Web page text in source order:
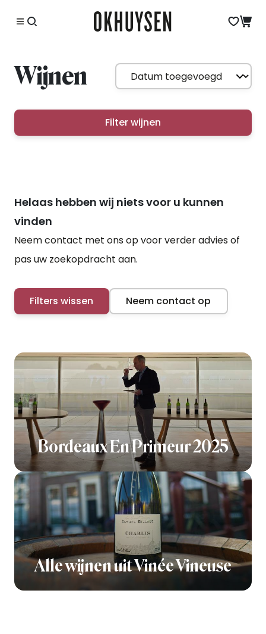
Wijnen
Filter wijnen
Helaas hebben wij niets voor u kunnen
vinden
Neem contact met ons op voor verder advies of
pas uw zoekopdracht aan.
Filters wissen Neem contact op
Bordeaux En Primeur 2025
Alle wijnen uit Vinée Vineuse